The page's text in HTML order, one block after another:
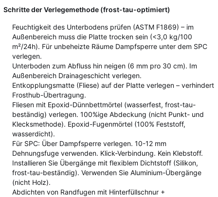
Schritte der Verlegemethode (frost-tau-optimiert)
Feuchtigkeit des Unterbodens prüfen (ASTM F1869) – im
Außenbereich muss die Platte trocken sein (<3,0 kg/100
m²/24h). Für unbeheizte Räume Dampfsperre unter dem SPC
verlegen.
Unterboden zum Abfluss hin neigen (6 mm pro 30 cm). Im
Außenbereich Drainageschicht verlegen.
Entkopplungsmatte (Fliese) auf der Platte verlegen – verhindert
Frosthub-Übertragung.
Fliesen mit Epoxid-Dünnbettmörtel (wasserfest, frost-tau-
beständig) verlegen. 100%ige Abdeckung (nicht Punkt- und
Klecksmethode). Epoxid-Fugenmörtel (100% Feststoff,
wasserdicht).
Für SPC: Über Dampfsperre verlegen. 10-12 mm
Dehnungsfuge verwenden. Klick-Verbindung. Kein Klebstoff.
Installieren Sie Übergänge mit flexiblem Dichtstoff (Silikon,
frost-tau-beständig). Verwenden Sie Aluminium-Übergänge
(nicht Holz).
Abdichten von Randfugen mit Hinterfüllschnur +